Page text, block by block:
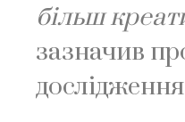
більш
зазначив